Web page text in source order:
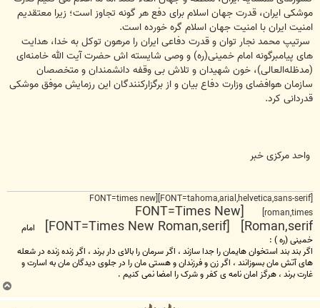
موشکی ایران، قدرت جهان اسلام برای دفع هر گونه تجاوز است؛ زیرا معتقدیم
امنیت ایران با امنیت جهان اسلام گره خورده است.
سرتیپ محمد نجار توان و قدرت دفاعی ایران را مرهون توکل به خدا، هدایت
های پیامبرگونه امام خمینی(ره) و وصی شایسته ‌اش حضرت آیت‌ الله خامنه‌ای
(مدظله‌العالی)، خون شهیدان و تلاش بی ‌وقفه دانشمندان و متخصصان
سازمان هوافضای وزارت دفاع بیان و از برگزارکنندگان این رزمایش موفق موشکی
قدردانی کرد.
واحد مرکزی خبر
[FONT=tahoma,arial,helvetica,sans-serif][FONT=times new
roman,times]
[FONT=Times New
Roman,serif] [FONT=Times New Roman,serif]
امام
خمینی (ره ) :
اگر بند بند استخوان هایمان را جدا سازند ، اگر سرمان را بالای دار برند ، اگر زنده زنده در شعله
های آتش مان بسوزانند ، اگر زن و فرزندان و هستی مان را در جلوی دیدگان مان به اسارت و
غارت برند ، هرگز امان نامه ی کفر و شرک را امضا نمی کنیم .
ب
ا